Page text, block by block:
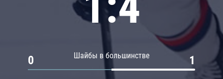
Шайбы в большинстве
0 1